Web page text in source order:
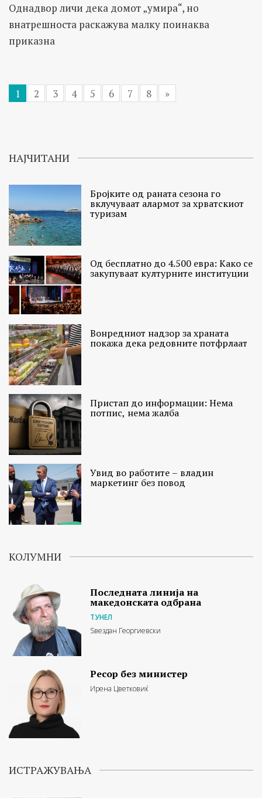
Однадвор личи дека домот „умира“, но
внатрешноста раскажува малку поинаква
приказна
1 2 3 4 5 6 7 8 »
НАЈЧИТАНИ
Бројките од раната сезона го
вклучуваат алармот за хрватскиот
туризам
Од бесплатно до 4.500 евра: Како се
закупуваат културните институции
Вонредниот надзор за храната
покажа дека редовните потфрлаат
Пристап до информации: Нема
потпис, нема жалба
Увид во работите – владин
маркетинг без повод
КОЛУМНИ
Последната линија на
македонската одбрана
ТУНЕЛ
Ѕвездан Георгиевски
Ресор без министер
Ирена Цветковиќ
ИСТРАЖУВАЊА